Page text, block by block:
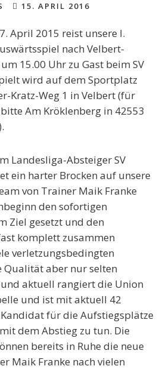
15. APRIL 2016
April 2015 reist unsere I.
nach Velbert-
15.00 Uhr zu Gast beim SV
wird auf dem Sportplatz
Kratz-Weg 1 in Velbert (für
Am Kröklenberg in 42553
Landesliga-Absteiger SV
ein harter Brocken auf unsere
von Trainer Maik Franke
den sofortigen
Ziel gesetzt und den
komplett zusammen
verletzungsbedingten
Qualität aber nur selten
aktuell rangiert die Union
und ist mit aktuell 42
für die Aufstiegsplätze
dem Abstieg zu tun. Die
bereits in Ruhe die neue
Maik Franke nach vielen